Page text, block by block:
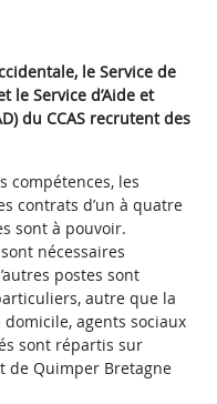
le Service de
le Service d’Aide et
du CCAS recrutent des
compétences, les
contrats d’un à quatre
sont à pouvoir.
nécessaires
postes sont
autre que la
domicile, agents sociaux
sont répartis sur
de Quimper Bretagne